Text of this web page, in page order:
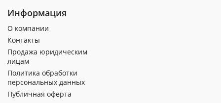
Информация
О компании
Контакты
Продажа юридическим
лицам
Политика обработки
персональных данных
Публичная оферта